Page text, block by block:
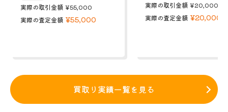
実際の取引金額 ¥55,000
実際の査定金額 ¥55,000
実際の取引金額 ¥20,000
実際の査定金額 ¥20,000
買取り実績一覧を見る